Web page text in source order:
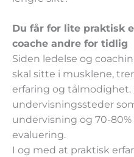
Du får for lite praktisk
coache andre for tidlig
Siden ledelse og
skal sitte i musklene,
erfaring og tålmodighet.
undervisningssteder
undervisning og 70-
evaluering.
I og med at praktisk